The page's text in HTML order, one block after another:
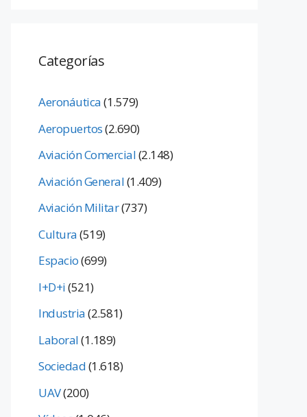
Categorías
Aeronáutica(1.579)
Aeropuertos(2.690)
Aviación Comercial(2.148)
Aviación General(1.409)
Aviación Militar(737)
Cultura(519)
Espacio(699)
I+D+i(521)
Industria(2.581)
Laboral(1.189)
Sociedad(1.618)
UAV(200)